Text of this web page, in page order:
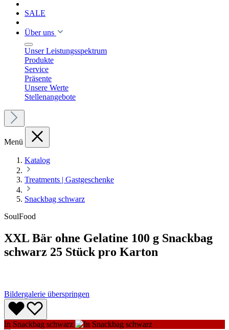
SALE
Über uns
Unser Leistungsspektrum
Produkte
Service
Präsente
Unsere Werte
Stellenangebote
Menü
Katalog
Treatments | Gastgeschenke
Snackbag schwarz
SoulFood
XXL Bär ohne Gelatine 100 g Snackbag
schwarz 25 Stück pro Karton
Bildergalerie überspringen
In Snackbag schwarz